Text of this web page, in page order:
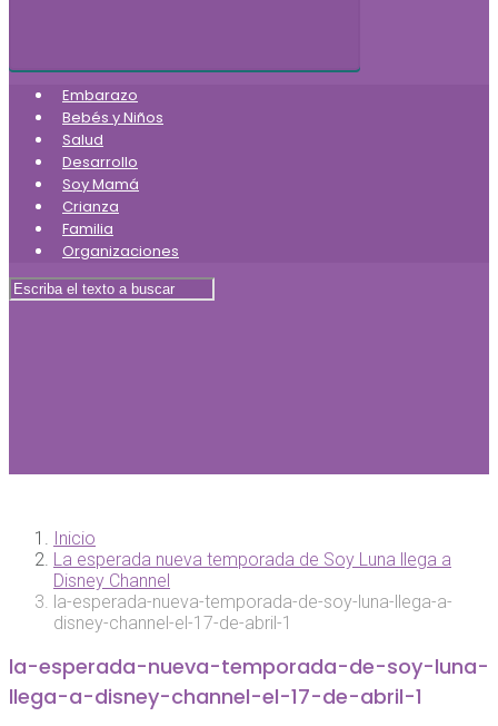
Embarazo
Bebés y Niños
Salud
Desarrollo
Soy Mamá
Crianza
Familia
Organizaciones
Inicio
La esperada nueva temporada de Soy Luna llega a
Disney Channel
la-esperada-nueva-temporada-de-soy-luna-llega-a-
disney-channel-el-17-de-abril-1
la-esperada-nueva-temporada-de-soy-luna-
llega-a-disney-channel-el-17-de-abril-1